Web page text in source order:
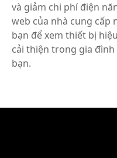
và giảm chi phí điện
web của nhà cung cấp
bạn để xem thiết bị
cải thiện trong gia
bạn.